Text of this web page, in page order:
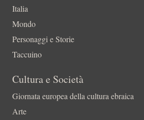
Italia
Mondo
Personaggi e Storie
Taccuino
Cultura e Società
Giornata europea della cultura ebraica
Arte